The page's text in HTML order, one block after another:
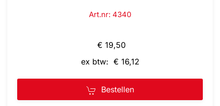
Art.nr: 4340
€ 19,50
ex btw: € 16,12
Bestellen